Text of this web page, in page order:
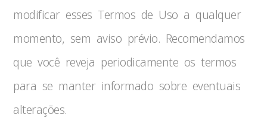
modificar esses Termos de Uso a qualquer
momento, sem aviso prévio. Recomendamos
que você reveja periodicamente os termos
para se manter informado sobre eventuais
alterações.